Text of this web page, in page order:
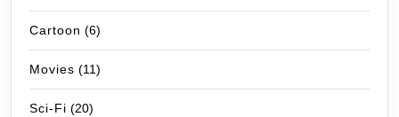
Cartoon (6)
Movies (11)
Sci-Fi (20)